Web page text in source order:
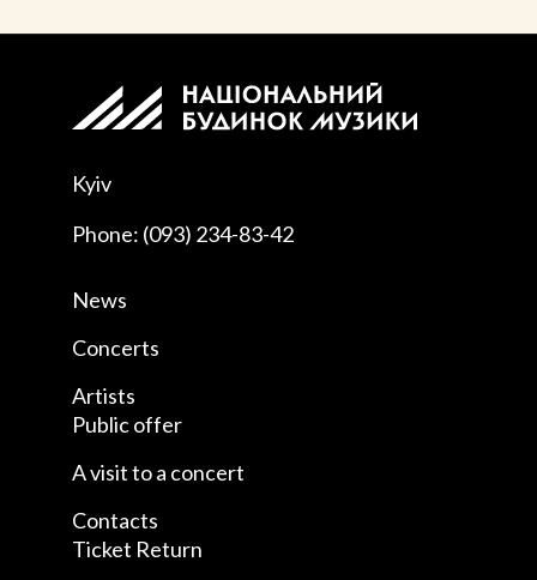
Kyiv
Phone: (093) 234-83-42
News
Concerts
Artists
Public offer
A visit to a concert
Contacts
Ticket Return